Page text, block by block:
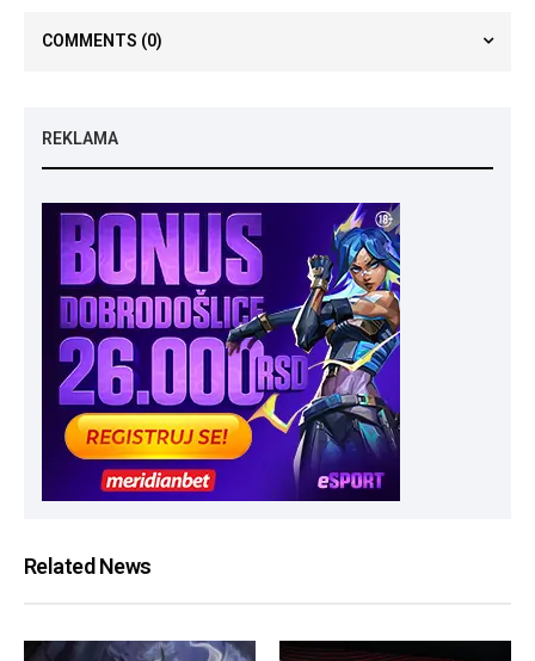
COMMENTS (0)
REKLAMA
Related News